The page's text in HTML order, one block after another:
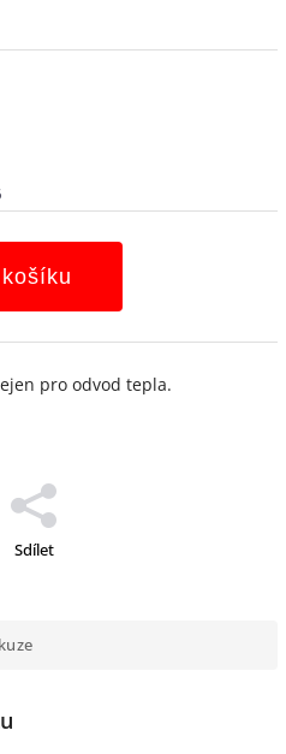
pro odvod tepla.
Sdílet